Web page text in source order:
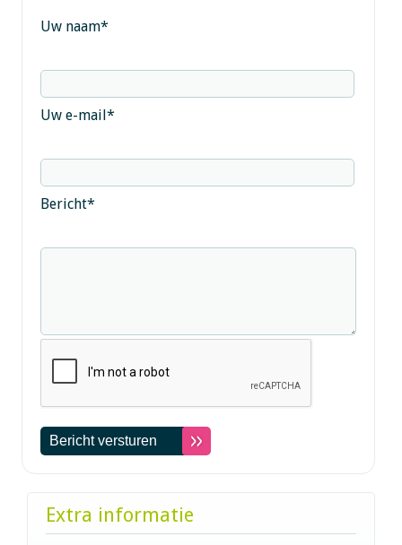
Uw naam*
Uw e-mail*
Bericht*
Extra informatie